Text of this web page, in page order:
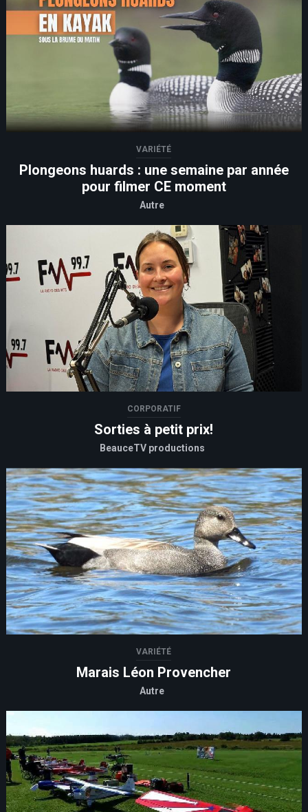
VARIÉTÉ
Plongeons huards : une semaine par année
pour filmer CE moment
Autre
CORPORATIF
Sorties à petit prix!
BeauceTV productions
VARIÉTÉ
Marais Léon Provencher
Autre